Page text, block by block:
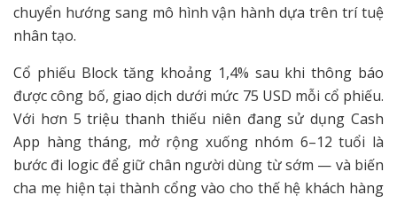
chuyển hướng sang mô hình vận hành dựa trên trí tuệ
nhân tạo.
Cổ phiếu Block tăng khoảng 1,4% sau khi thông báo
được công bố, giao dịch dưới mức 75 USD mỗi cổ phiếu.
Với hơn 5 triệu thanh thiếu niên đang sử dụng Cash
App hàng tháng, mở rộng xuống nhóm 6–12 tuổi là
bước đi logic để giữ chân người dùng từ sớm — và biến
cha mẹ hiện tại thành cổng vào cho thế hệ khách hàng